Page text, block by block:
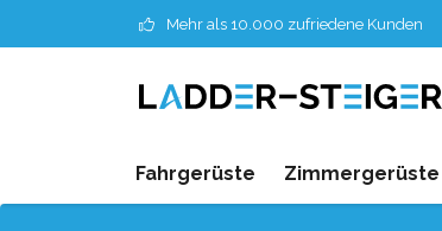
Mehr als 10.000 zufriedene Kunden
Fahrgerüste Zimmergerüste